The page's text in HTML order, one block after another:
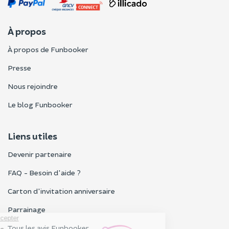
À propos
À propos de Funbooker
Presse
Nous rejoindre
Le blog Funbooker
Liens utiles
Devenir partenaire
FAQ - Besoin d'aide ?
Carton d'invitation anniversaire
Parrainage